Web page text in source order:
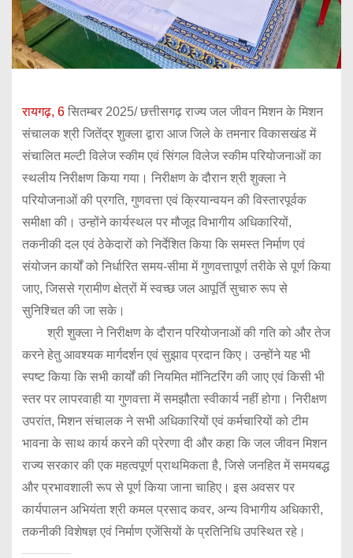
रायगढ़, 6सितम्बर 2025/ छत्तीसगढ़ राज्य जल जीवन मिशन के मिशन
संचालक श्री जितेंद्र शुक्ला द्वारा आज जिले के तमनार विकासखंड में
संचालित मल्टी विलेज स्कीम एवं सिंगल विलेज स्कीम परियोजनाओं का
स्थलीय निरीक्षण किया गया। निरीक्षण के दौरान श्री शुक्ला ने
परियोजनाओं की प्रगति, गुणवत्ता एवं क्रियान्वयन की विस्तारपूर्वक
समीक्षा की। उन्होंने कार्यस्थल पर मौजूद विभागीय अधिकारियों,
तकनीकी दल एवं ठेकेदारों को निर्देशित किया कि समस्त निर्माण एवं
संयोजन कार्यों को निर्धारित समय-सीमा में गुणवत्तापूर्ण तरीके से पूर्ण किया
जाए, जिससे ग्रामीण क्षेत्रों में स्वच्छ जल आपूर्ति सुचारु रूप से
सुनिश्चित की जा सके।
श्री शुक्ला ने निरीक्षण के दौरान परियोजनाओं की गति को और तेज
करने हेतु आवश्यक मार्गदर्शन एवं सुझाव प्रदान किए। उन्होंने यह भी
स्पष्ट किया कि सभी कार्यों की नियमित मॉनिटरिंग की जाए एवं किसी भी
स्तर पर लापरवाही या गुणवत्ता में समझौता स्वीकार्य नहीं होगा। निरीक्षण
उपरांत, मिशन संचालक ने सभी अधिकारियों एवं कर्मचारियों को टीम
भावना के साथ कार्य करने की प्रेरणा दी और कहा कि जल जीवन मिशन
राज्य सरकार की एक महत्वपूर्ण प्राथमिकता है, जिसे जनहित में समयबद्ध
और प्रभावशाली रूप से पूर्ण किया जाना चाहिए। इस अवसर पर
कार्यपालन अभियंता श्री कमल प्रसाद कवर, अन्य विभागीय अधिकारी,
तकनीकी विशेषज्ञ एवं निर्माण एजेंसियों के प्रतिनिधि उपस्थित रहे।